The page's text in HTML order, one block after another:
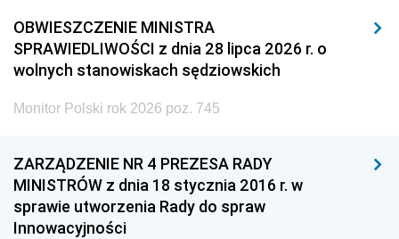
OBWIESZCZENIE MINISTRA
SPRAWIEDLIWOŚCI z dnia 28 lipca 2026 r. o
wolnych stanowiskach sędziowskich
Monitor Polski rok 2026 poz. 745
ZARZĄDZENIE NR 4 PREZESA RADY
MINISTRÓW z dnia 18 stycznia 2016 r. w
sprawie utworzenia Rady do spraw
Innowacyjności